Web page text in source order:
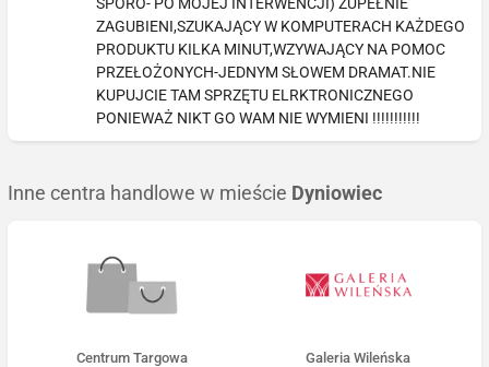
ZAGUBIENI,SZUKAJĄCY W KOMPUTERACH KAŻDEGO
PRODUKTU KILKA MINUT,WZYWAJĄCY NA POMOC
PRZEŁOŻONYCH-JEDNYM SŁOWEM DRAMAT.NIE
KUPUJCIE TAM SPRZĘTU ELRKTRONICZNEGO
PONIEWAŻ NIKT GO WAM NIE WYMIENI !!!!!!!!!!!
Inne centra handlowe w mieście Dyniowiec
Centrum Targowa Galeria Wileńska